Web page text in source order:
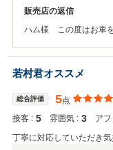
販売店の返信
ハム様 この度はお車
納車後のアフターサー
とも宜しくお願い致しま
若村君オススメ
総合評価 5点
接客 : 5 雰囲気 : 3 ア
丁寧に対応していただき